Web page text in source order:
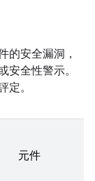
的安全漏洞，
安全性警示。
定。
元件